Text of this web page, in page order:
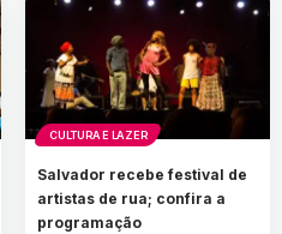
CULTURA E LAZER
Salvador recebe festival de
artistas de rua; confira a
programação